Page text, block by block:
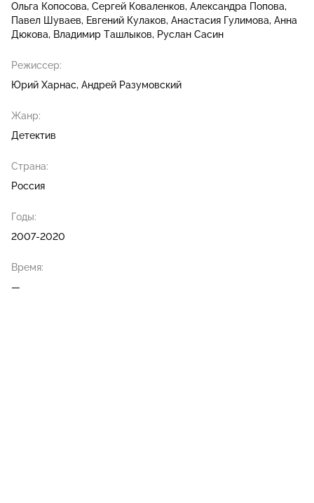
Ольга Копосова Сергей Коваленков Александра Попова
Павел Шуваев
Евгений Кулаков Анастасия Гулимова Анна
Дюкова Владимир Ташлыков Руслан Сасин
Режиссер:
Юрий Харнас Андрей Разумовский
Жанр:
Детектив
Страна:
Россия
Годы:
2007-2020
Время:
—